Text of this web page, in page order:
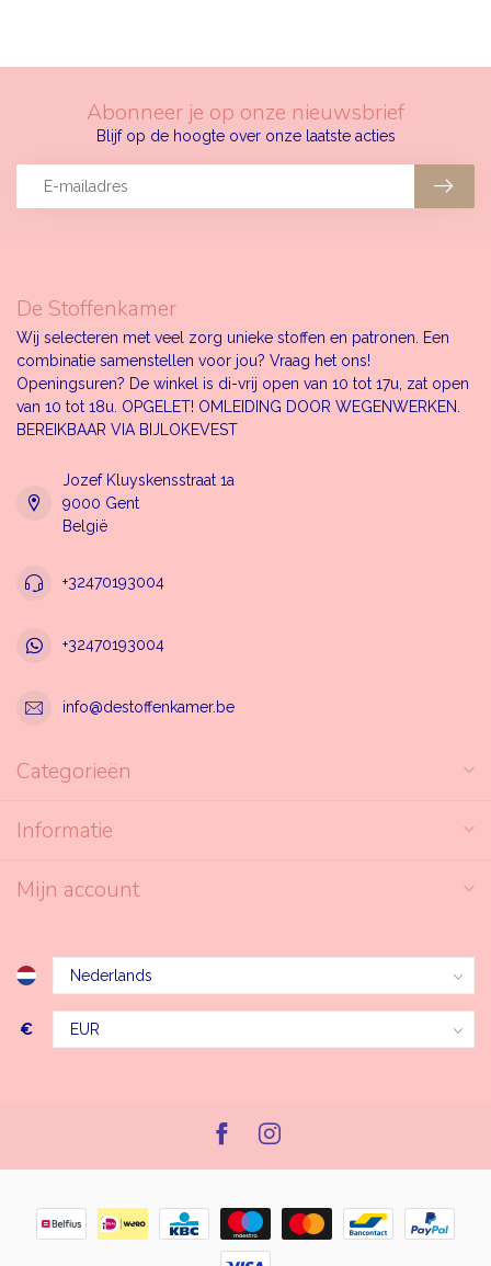
Abonneer je op onze nieuwsbrief
Blijf op de hoogte over onze laatste acties
De Stoffenkamer
Wij selecteren met veel zorg unieke stoffen en patronen. Een
combinatie samenstellen voor jou? Vraag het ons!
Openingsuren? De winkel is di-vrij open van 10 tot 17u, zat open
van 10 tot 18u. OPGELET! OMLEIDING DOOR WEGENWERKEN.
BEREIKBAAR VIA BIJLOKEVEST
Jozef Kluyskensstraat 1a
9000 Gent
België
+32470193004
+32470193004
info@destoffenkamer.be
Categorieën
Informatie
Mijn account
€